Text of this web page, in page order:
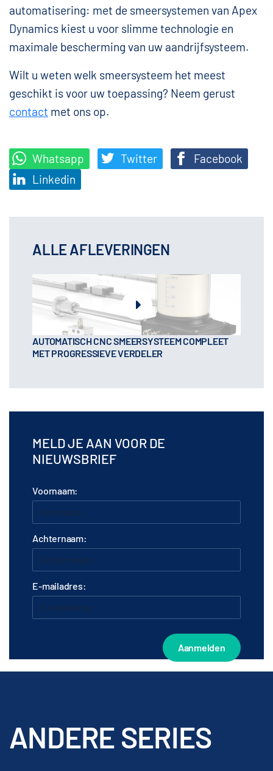
automatisering: met de smeersystemen van Apex
Dynamics kiest u voor slimme technologie en
maximale bescherming van uw aandrijfsysteem.
Wilt u weten welk smeersysteem het meest
geschikt is voor uw toepassing? Neem gerust
contact met ons op.
Whatsapp Twitter
Facebook
Linkedin
ALLE AFLEVERINGEN
AUTOMATISCH CNC SMEERSYSTEEM COMPLEET
MET PROGRESSIEVE VERDELER
MELD JE AAN VOOR DE
NIEUWSBRIEF
Voornaam:
Achternaam:
E-mailadres:
ANDERE SERIES